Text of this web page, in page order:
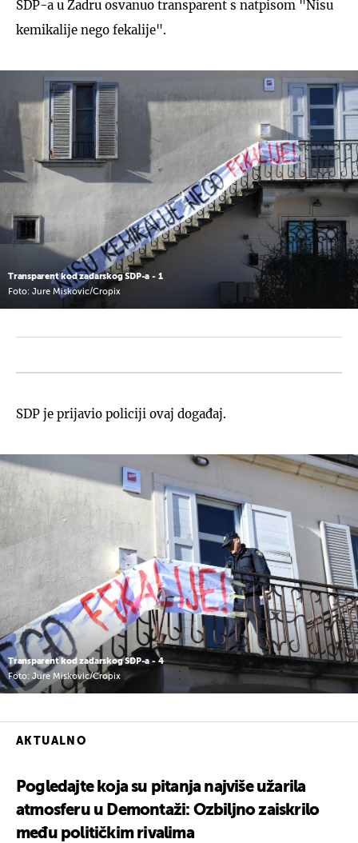
SDP-a u Zadru osvanuo transparent s natpisom "Nisu
kemikalije nego fekalije".
Transparent kod zadarskog SDP-a - 1
Foto: Jure Miskovic/Cropix
SDP je prijavio policiji ovaj događaj.
Transparent kod zadarskog SDP-a - 4
Foto: Jure Miskovic/Cropix
AKTUALNO
Pogledajte koja su pitanja najviše užarila
atmosferu u Demontaži: Ozbiljno zaiskrilo
među političkim rivalima